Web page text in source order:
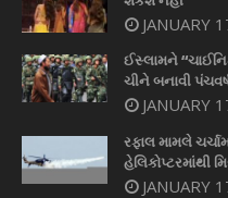
JANUARY
ઈસ્લામને
ચીને બનાવી
JANUARY
રફાલ મામલે
હેલિકોપ્ટરમાંથી
JANUARY